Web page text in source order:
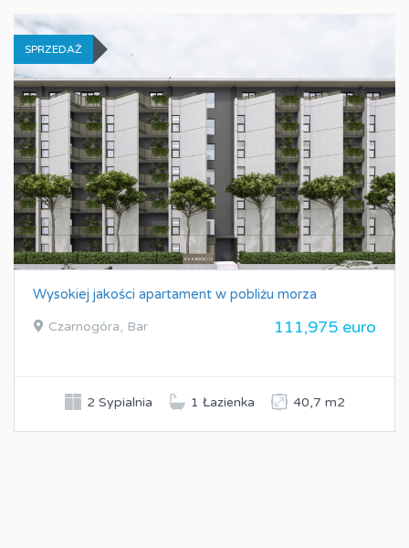
SPRZEDAŻ
Wysokiej jakości apartament w pobliżu morza
Czarnogóra, Bar 111,975 euro
2 Sypialnia 1 Łazienka 40,7 m2